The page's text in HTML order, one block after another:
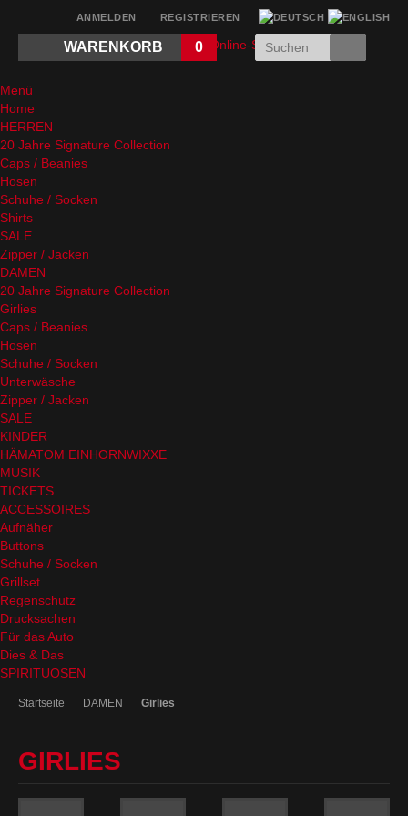
REGISTRIEREN
ANMELDEN
WARENKORB 0
Menü
Home
HERREN
20 Jahre Signature Collection
Caps / Beanies
Hosen
Schuhe / Socken
Shirts
SALE
Zipper / Jacken
DAMEN
20 Jahre Signature Collection
Girlies
Caps / Beanies
Hosen
Schuhe / Socken
Unterwäsche
Zipper / Jacken
SALE
KINDER
HÄMATOM EINHORNWIXXE
MUSIK
TICKETS
ACCESSOIRES
Aufnäher
Buttons
Schuhe / Socken
Grillset
Regenschutz
Drucksachen
Für das Auto
Dies & Das
SPIRITUOSEN
Startseite DAMEN Girlies
GIRLIES